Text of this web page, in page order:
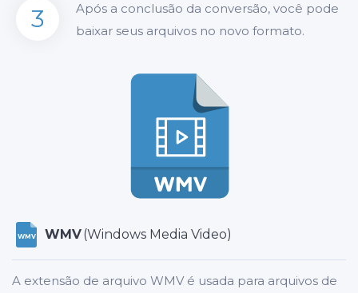
3
Após a conclusão da conversão, você pode
baixar seus arquivos no novo formato.
WMV WMV(Windows Media Video)
A extensão de arquivo WMV é usada para arquivos de